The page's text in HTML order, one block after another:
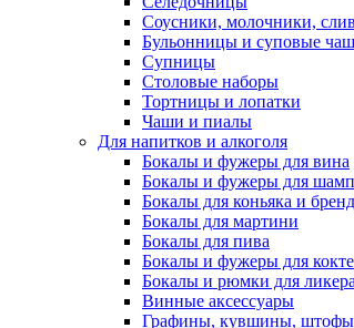
Соусники, молочники,
Бульонницы и суповые
Супницы
Столовые наборы
Тортницы и лопатки
Чаши и пиалы
Для напитков и алкоголя
Бокалы и фужеры для вина
Бокалы и фужеры для
Бокалы для коньяка и
Бокалы для мартини
Бокалы для пива
Бокалы и фужеры для
Бокалы и рюмки для ликера
Винные аксессуары
Графины, кувшины, штофы